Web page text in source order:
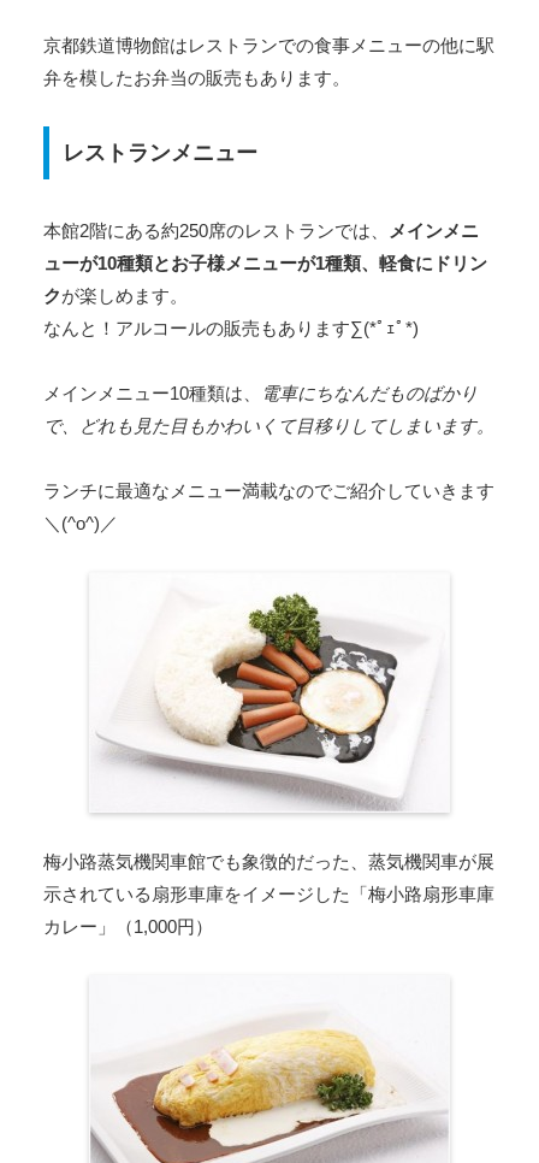
京都鉄道博物館はレストランでの食事メニューの他に駅
弁を模したお弁当の販売もあります。
レストランメニュー
本館2階にある約250席のレストランでは、
メインメニ
ューが10種類とお子様メニューが1種類、軽食にドリン
クが楽しめます。
なんと！アルコールの販売もあります∑(*ﾟｪﾟ*)
メインメニュー10種類は、
電車にちなんだものばかり
で、どれも見た目もかわいくて目移りしてしまいます。
ランチに最適なメニュー満載なのでご紹介していきます
＼(^o^)／
梅小路蒸気機関車館でも象徴的だった、蒸気機関車が展
示されている扇形車庫をイメージした「梅小路扇形車庫
カレー」（1,000円）